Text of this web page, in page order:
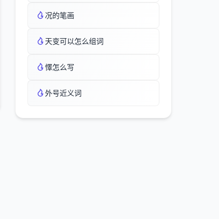
况的笔画
天变可以怎么组词
懌怎么写
外号近义词